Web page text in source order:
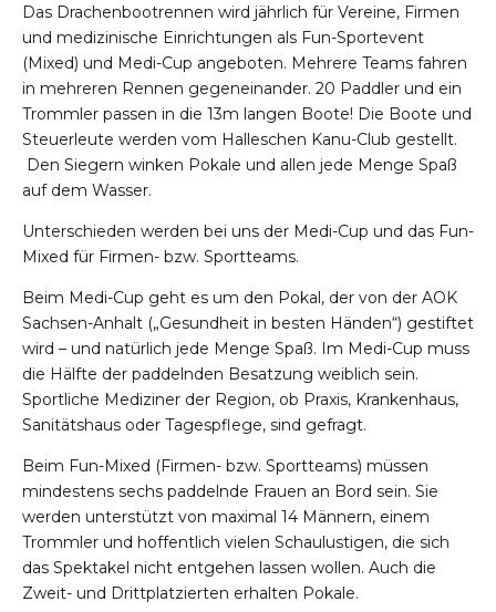
Das Drachenbootrennen wird jährlich für Vereine, Firmen
und medizinische Einrichtungen als Fun-Sportevent
(Mixed) und Medi-Cup angeboten. Mehrere Teams fahren
in mehreren Rennen gegeneinander. 20 Paddler und ein
Trommler passen in die 13m langen Boote! Die Boote und
Steuerleute werden vom Halleschen Kanu-Club gestellt.
Den Siegern winken Pokale und allen jede Menge Spaß
auf dem Wasser.
Unterschieden werden bei uns der Medi-Cup und das Fun-
Mixed für Firmen- bzw. Sportteams.
Beim Medi-Cup geht es um den Pokal, der von der AOK
Sachsen-Anhalt („Gesundheit in besten Händen“) gestiftet
wird – und natürlich jede Menge Spaß. Im Medi-Cup muss
die Hälfte der paddelnden Besatzung weiblich sein.
Sportliche Mediziner der Region, ob Praxis, Krankenhaus,
Sanitätshaus oder Tagespflege, sind gefragt.
Beim Fun-Mixed (Firmen- bzw. Sportteams) müssen
mindestens sechs paddelnde Frauen an Bord sein. Sie
werden unterstützt von maximal 14 Männern, einem
Trommler und hoffentlich vielen Schaulustigen, die sich
das Spektakel nicht entgehen lassen wollen. Auch die
Zweit- und Drittplatzierten erhalten Pokale.